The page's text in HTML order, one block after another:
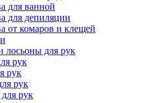
для ванной
для депиляции
от комаров и клещей
лосьоны для рук
рук
рук
рук
рук